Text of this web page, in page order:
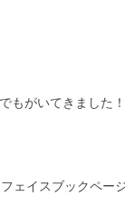
もがいてきました！
ェイスブックペ